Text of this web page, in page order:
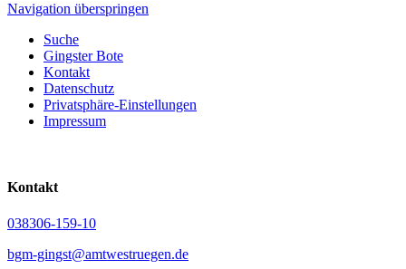
Navigation überspringen
Suche
Gingster Bote
Kontakt
Datenschutz
Privatsphäre-Einstellungen
Impressum
Kontakt
038306-159-10
bgm-gingst@amtwestruegen.de